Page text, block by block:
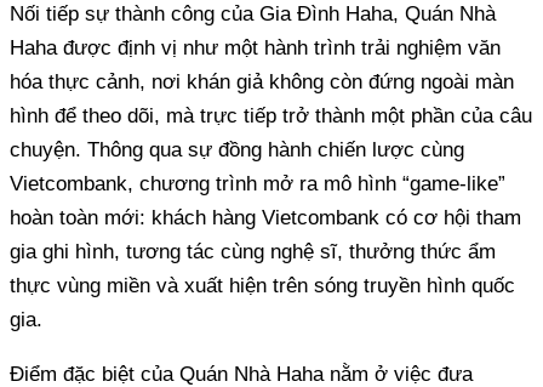
Nối tiếp sự thành công của Gia Đình Haha, Quán Nhà
Haha được định vị như một hành trình trải nghiệm văn
hóa thực cảnh, nơi khán giả không còn đứng ngoài màn
hình để theo dõi, mà trực tiếp trở thành một phần của câu
chuyện. Thông qua sự đồng hành chiến lược cùng
Vietcombank, chương trình mở ra mô hình “game-like”
hoàn toàn mới: khách hàng Vietcombank có cơ hội tham
gia ghi hình, tương tác cùng nghệ sĩ, thưởng thức ẩm
thực vùng miền và xuất hiện trên sóng truyền hình quốc
gia.
Điểm đặc biệt của Quán Nhà Haha nằm ở việc đưa